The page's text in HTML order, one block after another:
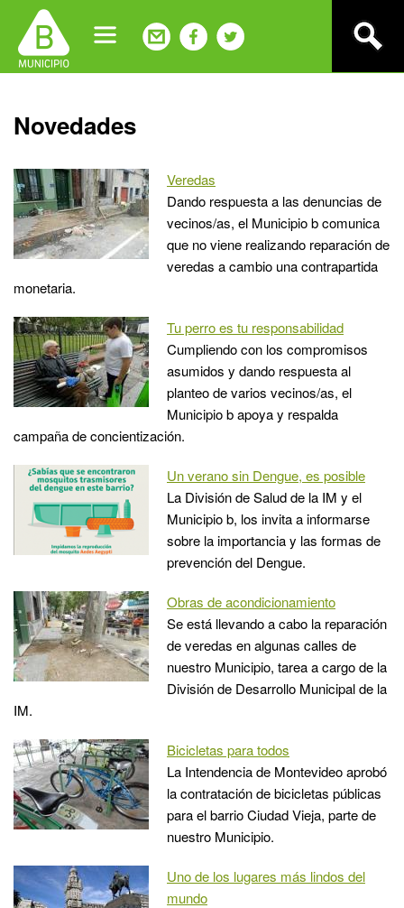
navigation
Back
to
Novedades
Veredas
Dando respuesta a las denuncias de
vecinos/as, el Municipio b comunica
que no viene realizando reparación de
veredas a cambio una contrapartida
monetaria.
Tu perro es tu responsabilidad
Cumpliendo con los compromisos
asumidos y dando respuesta al
planteo de varios vecinos/as, el
Municipio b apoya y respalda
campaña de concientización.
Un verano sin Dengue, es posible
La División de Salud de la IM y el
Municipio b, los invita a informarse
sobre la importancia y las formas de
prevención del Dengue.
Obras de acondicionamiento
Se está llevando a cabo la reparación
de veredas en algunas calles de
nuestro Municipio, tarea a cargo de la
División de Desarrollo Municipal de la
IM.
Bicicletas para todos
La Intendencia de Montevideo aprobó
la contratación de bicicletas públicas
para el barrio Ciudad Vieja, parte de
nuestro Municipio.
Uno de los lugares más lindos del
mundo